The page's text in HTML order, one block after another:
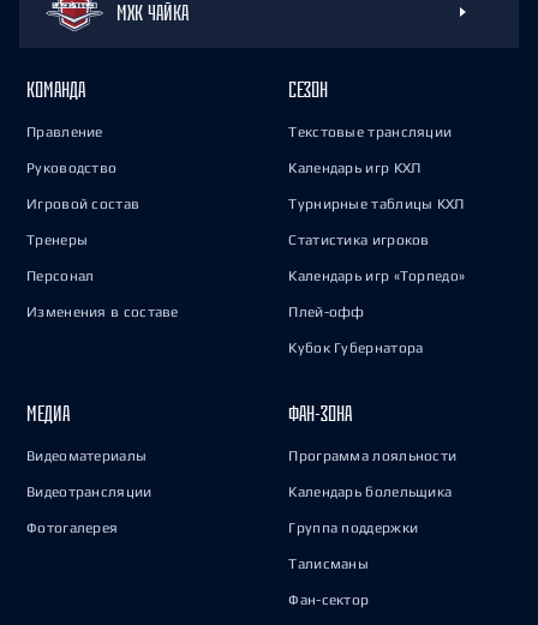
МХК ЧАЙКА
КОМАНДА
Правление
Руководство
Игровой состав
Тренеры
Персонал
Изменения в составе
СЕЗОН
Текстовые трансляции
Календарь игр КХЛ
Турнирные таблицы КХЛ
Статистика игроков
Календарь игр «Торпедо»
Плей-офф
Кубок Губернатора
МЕДИА
Видеоматериалы
Видеотрансляции
Фотогалерея
ФАН-ЗОНА
Программа лояльности
Календарь болельщика
Группа поддержки
Талисманы
Фан-сектор